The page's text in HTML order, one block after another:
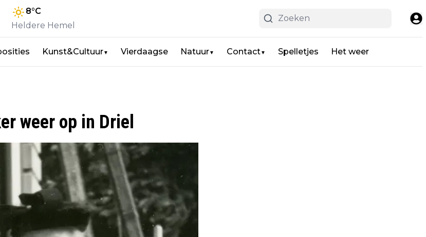
8°C
Heldere Hemel
Kunst&Cultuur▼ Vierdaagse Natuur▼ Contact▼ Spelletjes Het weer
weer op in Driel